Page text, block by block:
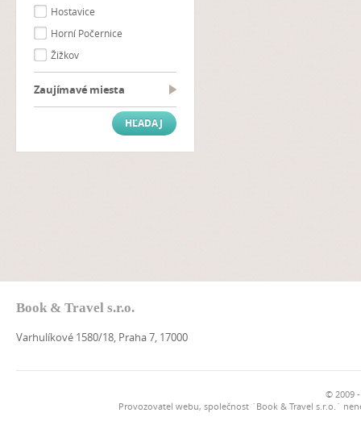
Hostavice
Horní Počernice
Žižkov
Zaujímavé miesta
Book & Travel s.r.o.
Varhulíkové 1580/18, Praha 7, 17000
© 2009
Provozovatel webu, společnost `Book & Travel s.r.o.`